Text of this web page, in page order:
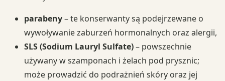
parabeny– te konserwanty są podejrzewane o
wywoływanie zaburzeń hormonalnych oraz alergii,
SLS (Sodium Lauryl Sulfate)– powszechnie
używany w szamponach i żelach pod prysznic;
może prowadzić do podrażnień skóry oraz jej